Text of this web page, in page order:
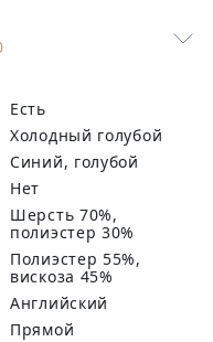
есть
Холодный голубой
синий, голубой
Нет
шерсть 70%,
полиэстер 30%
Полиэстер 55%,
вискоза 45%
Английский
Прямой